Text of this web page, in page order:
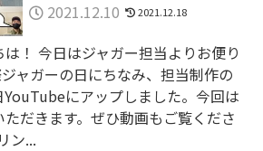
2021.12.10 2021.12.18
！ 今日はジャガー担当よりお便り
ャガーの日にちなみ、担当制作の
にアップしました。今回は
だきます。ぜひ動画もご覧くださ
ン...